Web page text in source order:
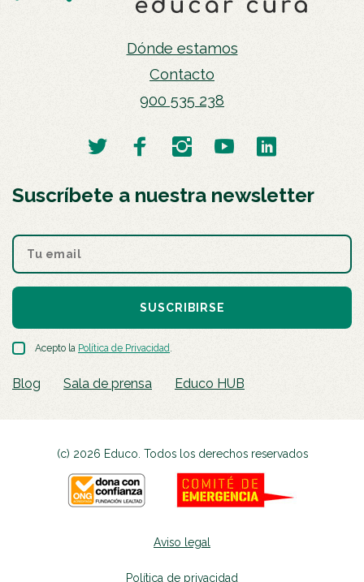
Dónde estamos
Contacto
900 535 238
Suscríbete a nuestra newsletter
SUSCRIBIRSE
Acepto la Política de Privacidad.
Blog Sala de prensa Educo HUB
(c) 2026 Educo. Todos los derechos reservados
Aviso legal
Política de privacidad